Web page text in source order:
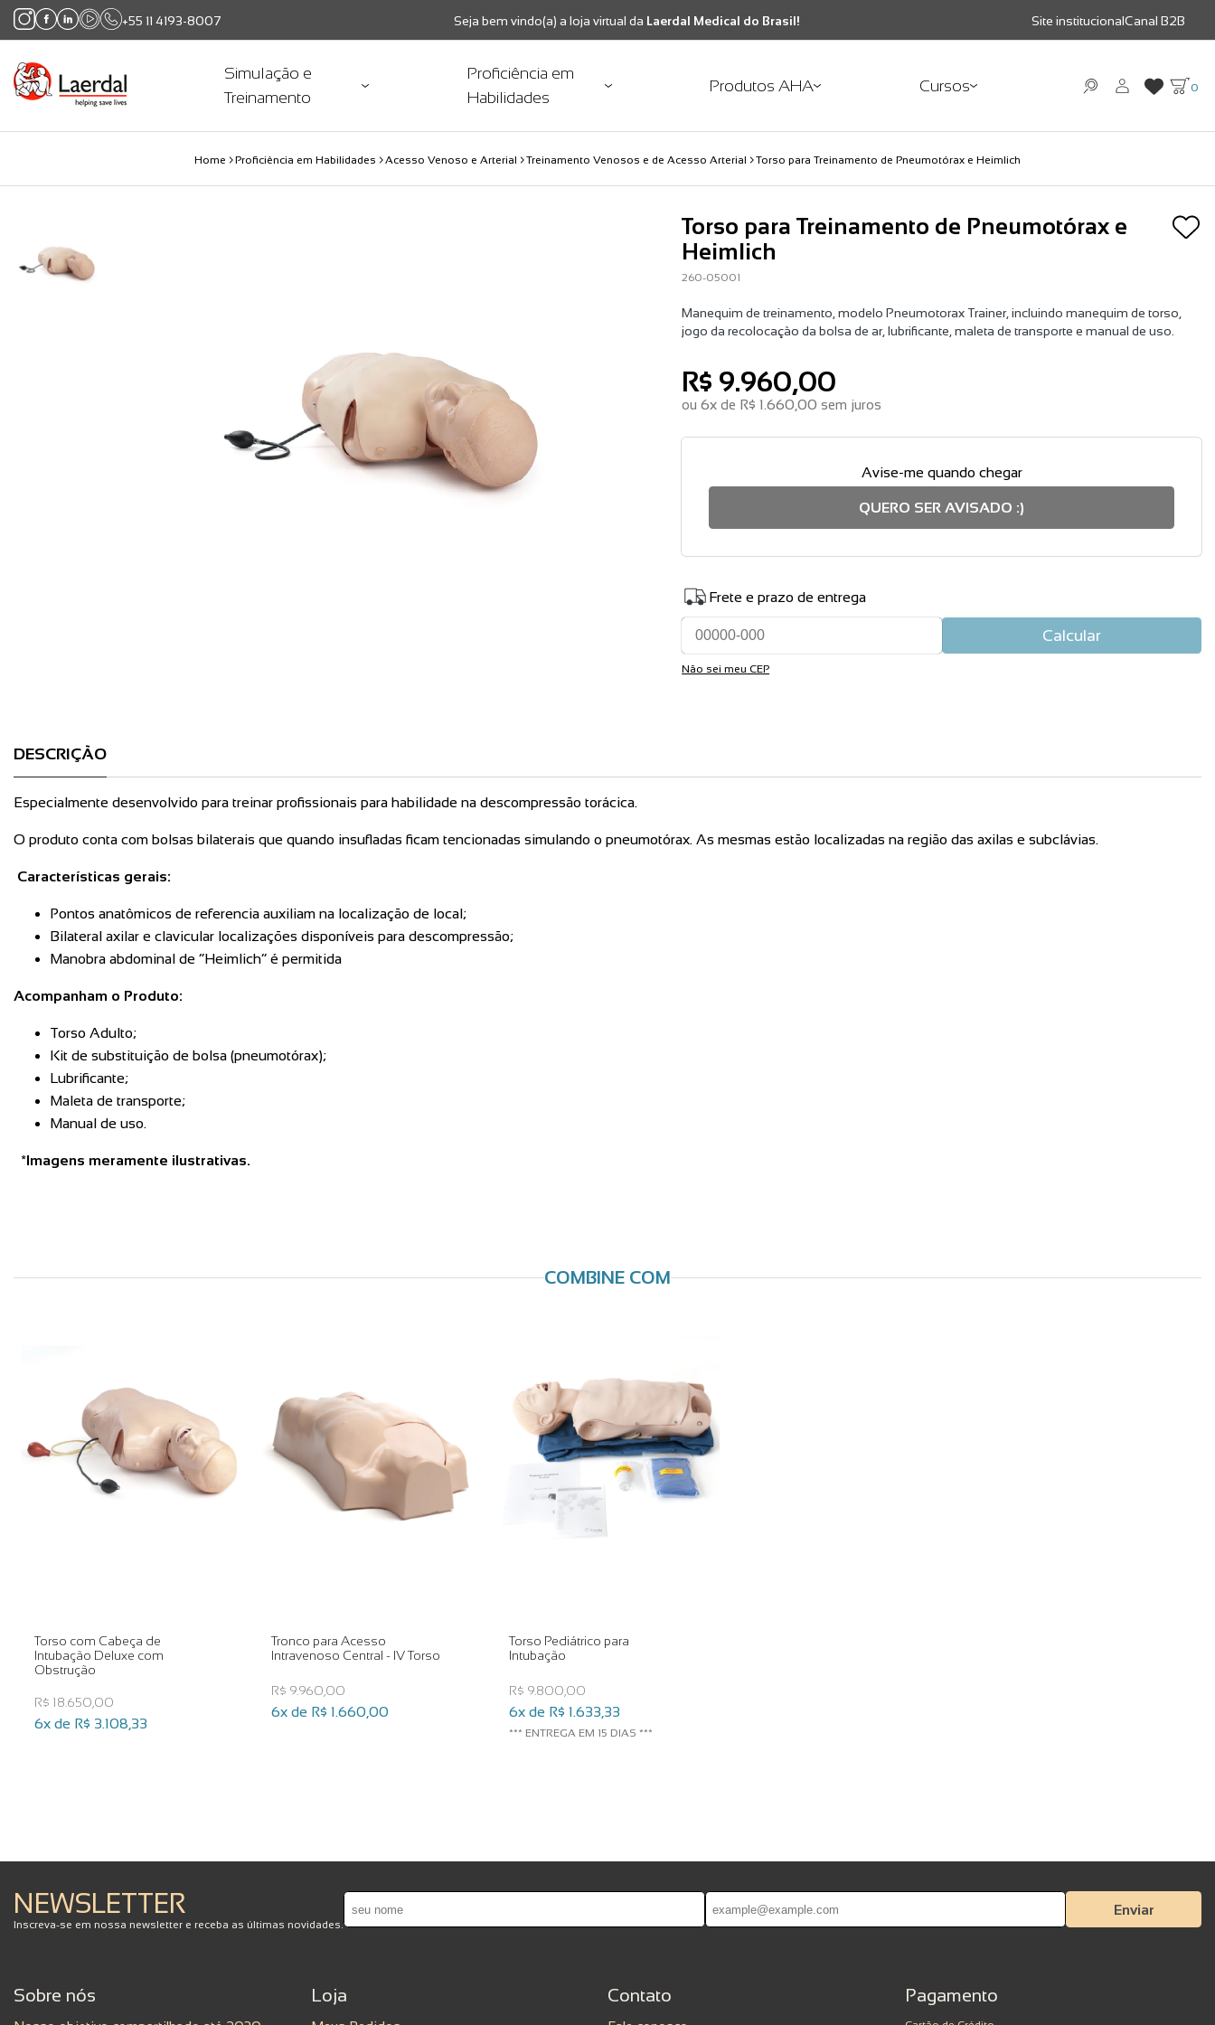
+55 11 4193-8007 Seja bem vindo(a) a loja virtual da Laerdal Medical do Brasil! Site institucionalCanal B2B
Simulação e
Treinamento
Proficiência em
Habilidades
Produtos AHA Cursos 0
Home Proficiência em Habilidades Acesso Venoso e Arterial Treinamento Venosos e de Acesso Arterial Torso para Treinamento de Pneumotórax e Heimlich
Torso para Treinamento de Pneumotórax e
Heimlich
260-05001
Manequim de treinamento, modelo Pneumotorax Trainer, incluindo manequim de torso,
jogo da recolocação da bolsa de ar, lubrificante, maleta de transporte e manual de uso.
R$ 9.960,00
ou6xde R$ 1.660,00 sem juros
Avise-me quando chegar
QUERO SER AVISADO :)
Frete e prazo de entrega
Calcular
Não sei meu CEP
DESCRIÇÃO
Especialmente desenvolvido para treinar profissionais para habilidade na descompressão torácica.
O produto conta com bolsas bilaterais que quando insufladas ficam tencionadas simulando o pneumotórax. As mesmas estão localizadas na região das axilas e subclávias.
Características gerais:
Pontos anatômicos de referencia auxiliam na localização de local;
Bilateral axilar e clavicular localizações disponíveis para descompressão;
Manobra abdominal de “Heimlich” é permitida
Acompanham o Produto:
Torso Adulto;
Kit de substituição de bolsa (pneumotórax);
Lubrificante;
Maleta de transporte;
Manual de uso.
*Imagens meramente ilustrativas.
COMBINE COM
Torso com Cabeça de
Intubação Deluxe com
Obstrução
R$ 18.650,00
6x de R$ 3.108,33
Tronco para Acesso
Intravenoso Central - IV Torso
R$ 9.960,00
6x de R$ 1.660,00
Torso Pediátrico para
Intubação
R$ 9.800,00
6x de R$ 1.633,33
*** ENTREGA EM 15 DIAS ***
NEWSLETTER
Inscreva-se em nossa newsletter e receba as últimas novidades.
Enviar
Sobre nós Loja Contato Pagamento